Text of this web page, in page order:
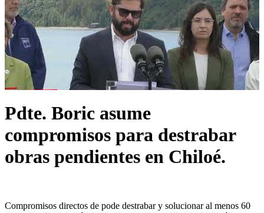
Pdte. Boric asume
compromisos para destrabar
obras pendientes en Chiloé.
Compromisos directos de pode destrabar y solucionar al menos 60